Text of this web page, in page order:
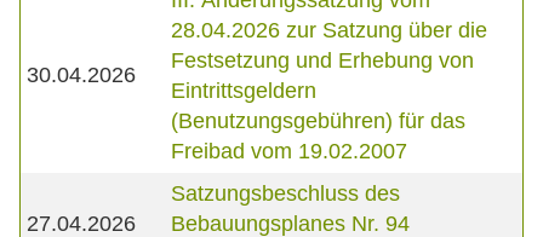
30.04.2026
28.04.2026 zur Satzung über die
Festsetzung und Erhebung von
Eintrittsgeldern
(Benutzungsgebühren) für das
Freibad vom 19.02.2007
27.04.2026
Satzungsbeschluss des
Bebauungsplanes Nr. 94